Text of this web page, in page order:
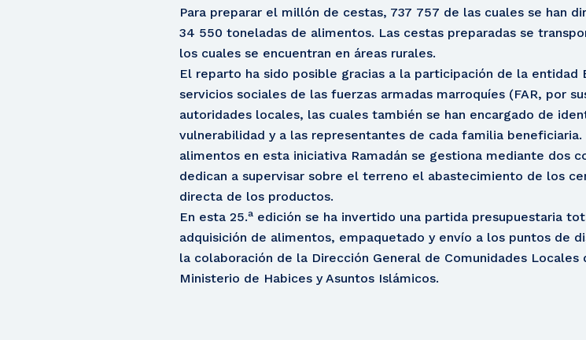
Para preparar el millón de cestas, 737 757 de las cuales se han
34 550 toneladas de alimentos. Las cestas preparadas se
los cuales se encuentran en áreas rurales.
El reparto ha sido posible gracias a la participación de la
servicios sociales de las fuerzas armadas marroquíes (FAR, por
autoridades locales, las cuales también se han encargado de
vulnerabilidad y a las representantes de cada familia
alimentos en esta iniciativa Ramadán se gestiona mediante dos
dedican a supervisar sobre el terreno el abastecimiento de los
directa de los productos.
En esta 25.a edición se ha invertido una partida presupuestaria
adquisición de alimentos, empaquetado y envío a los puntos de
la colaboración de la Dirección General de Comunidades
Ministerio de Habices y Asuntos Islámicos.